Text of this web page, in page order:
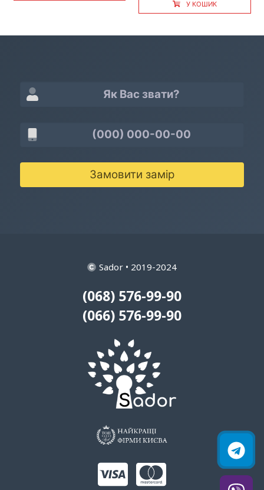
У КОШИК
Замовити замір
Sador • 2019-2024
(068) 576-99-90
(066) 576-99-90